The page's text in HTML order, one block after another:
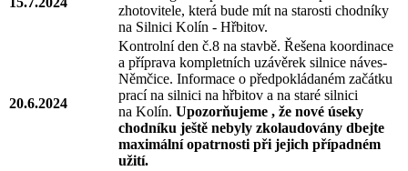
zhotovitele, která bude mít na starosti chodníky
na Silnici Kolín - Hřbitov.
20.6.2024
Kontrolní den č.8 na stavbě. Řešena koordinace
a příprava kompletních uzávěrek silnice náves-
Němčice. Informace o předpokládaném začátku
prací na silnici na hřbitov a na staré silnici
na Kolín. Upozorňujeme , že nové úseky
chodníku ještě nebyly zkolaudovány dbejte
maximální opatrnosti při jejich případném
užití.